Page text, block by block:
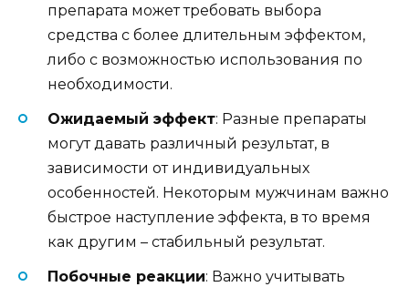
препарата может требовать выбора
средства с более длительным эффектом,
либо с возможностью использования по
необходимости.
Ожидаемый эффект: Разные препараты
могут давать различный результат, в
зависимости от индивидуальных
особенностей. Некоторым мужчинам важно
быстрое наступление эффекта, в то время
как другим – стабильный результат.
Побочные реакции: Важно учитывать